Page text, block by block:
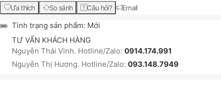
Ưa thích So sánh Câu hỏi? Email
Tình trạng sản phẩm: Mới
TƯ VẤN KHÁCH HÀNG
Nguyễn Thái Vinh. Hotline/Zalo: 0914.174.991
Nguyễn Thị Hương. Hotline/Zalo: 093.148.7949